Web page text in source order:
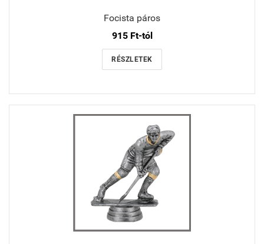
Focista páros
915 Ft-tól
RÉSZLETEK